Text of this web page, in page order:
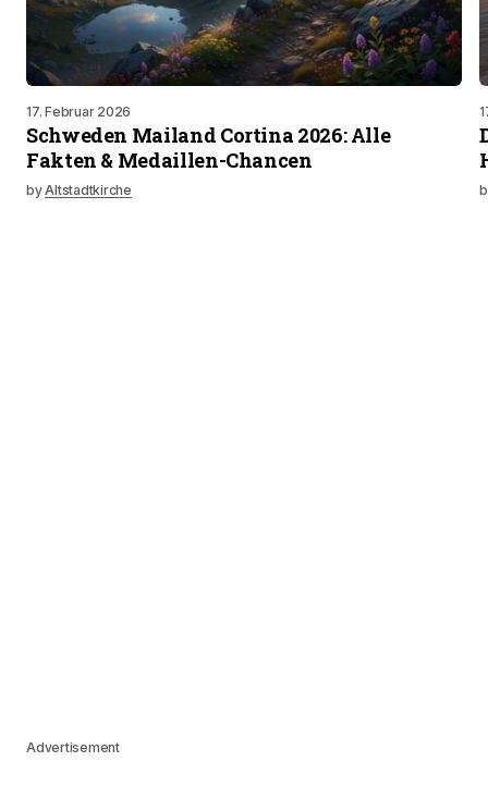
17. Februar 2026
Schweden Mailand Cortina 2026: Alle
Fakten & Medaillen-Chancen
byAltstadtkirche
Advertisement